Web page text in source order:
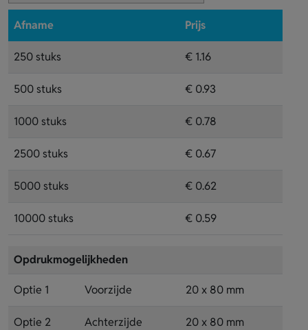
Afname Prijs
250 stuks € 1.16
500 stuks € 0.93
1000 stuks € 0.78
2500 stuks € 0.67
5000 stuks € 0.62
10000 stuks € 0.59
Opdrukmogelijkheden
Optie 1 Voorzijde 20 x 80 mm
Optie 2 Achterzijde 20 x 80 mm